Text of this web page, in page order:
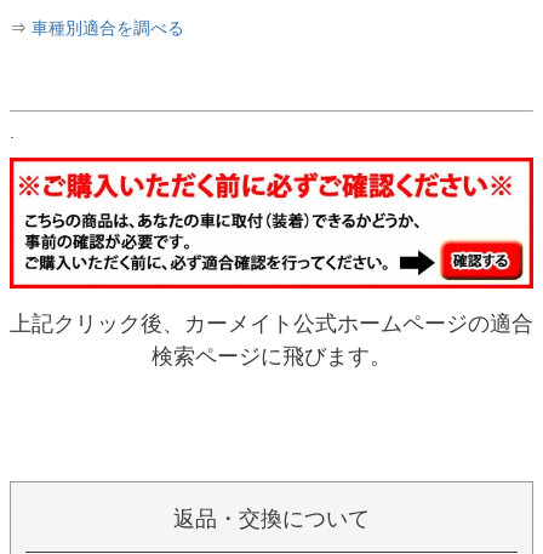
⇒ 車種別適合を調べる
上記クリック後、カーメイト公式ホームページの適合
検索ページに飛びます。
返品・交換について